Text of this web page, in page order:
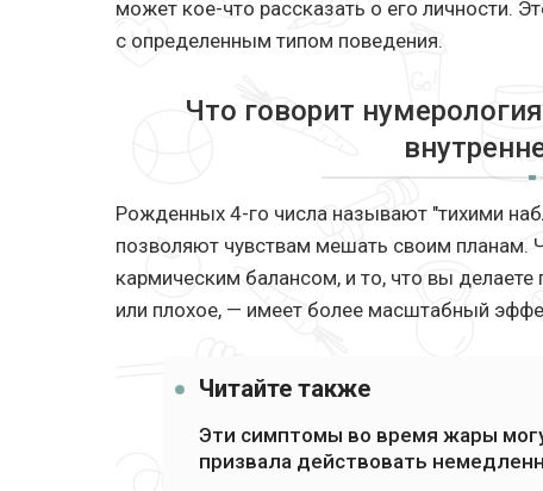
может кое-что рассказать о его личности.
с определенным типом поведения.
Что говорит
Рожденных 4-го числа называют "тихими
позволяют чувствам мешать своим планам.
кармическим балансом, и то, что вы
или плохое, — имеет более масштабный
Читайте также
Эти симптомы во время жары
призвала действовать